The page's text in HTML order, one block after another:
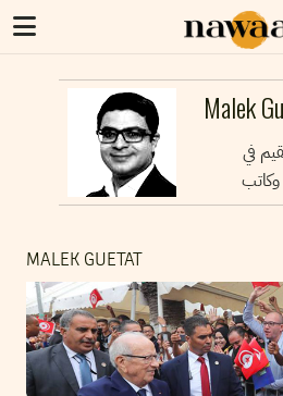
Malek
في
MALEK GUETAT